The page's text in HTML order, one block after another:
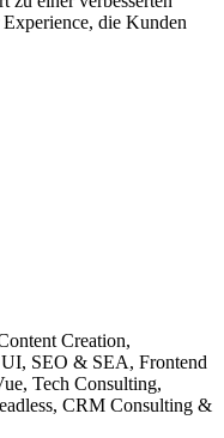
die Kunden
Creation,
, SEO & SEA, Frontend
, Tech Consulting,
, CRM Consulting &